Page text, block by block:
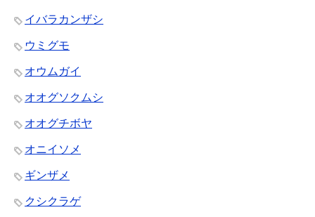
イバラカンザシ
ウミグモ
オウムガイ
オオグソクムシ
オオグチボヤ
オニイソメ
ギンザメ
クシクラゲ